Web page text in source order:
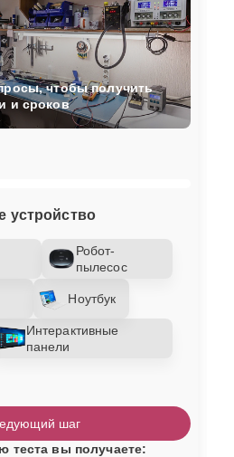
устройство
Робот-
пылесос
Ноутбук
Интерактивные
панели
чтобы получить
и сроков
шаг
теста вы получаете: